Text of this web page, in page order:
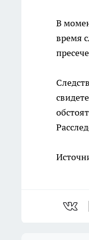
В
время